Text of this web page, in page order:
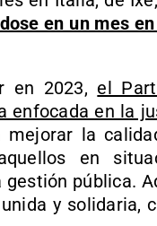
en un mes
en 2023, el
enfocada en la
mejorar la
en
pública.
y solidaria,